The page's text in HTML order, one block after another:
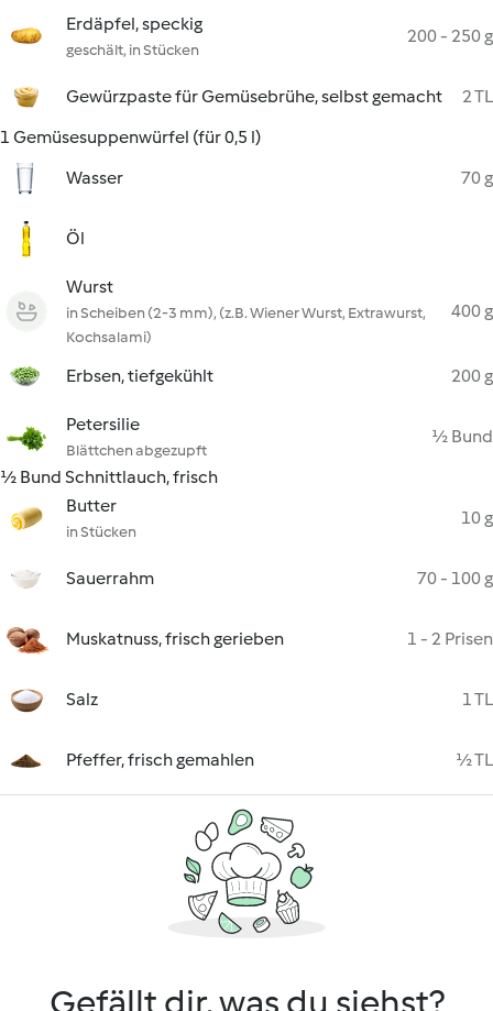
Erdäpfel, speckig
geschält, in Stücken
200 - 250 g
Gewürzpaste für Gemüsebrühe, selbst gemacht
2 TL
1 Gemüsesuppenwürfel (für 0,5 l)
Wasser
70 g
Öl
Wurst
in Scheiben (2-3 mm), (z.B. Wiener Wurst, Extrawurst,
Kochsalami)
400 g
Erbsen, tiefgekühlt 200 g
Petersilie
Blättchen abgezupft
½ Bund
½ Bund Schnittlauch, frisch
Butter
in Stücken
10 g
Sauerrahm 70 - 100 g
Muskatnuss, frisch gerieben 1 - 2 Prisen
Salz 1 TL
Pfeffer, frisch gemahlen ½ TL
Gefällt dir, was du siehst?